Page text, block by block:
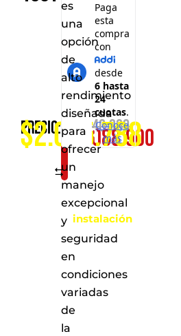
Precio: $2.340.900
$2.088.900
Consíguelo
por
solo:
Al
realizar
la
instalación
cualquiera
de
nuestros
de
servicio
$2.015.788
Comparar
es
una
opción
de
alto
rendimiento
diseñada
para
ofrecer
un
manejo
excepcional
y
seguridad
en
condiciones
variadas
de
la